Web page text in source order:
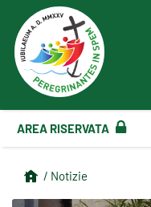
AREA RISERVATA
/ Notizie